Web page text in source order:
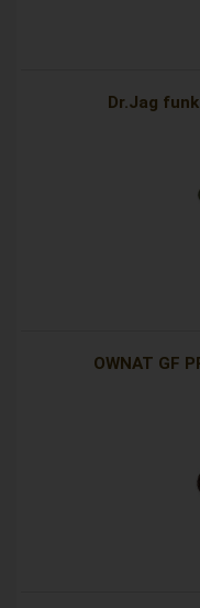
Dr.Jag
OWNAT GF